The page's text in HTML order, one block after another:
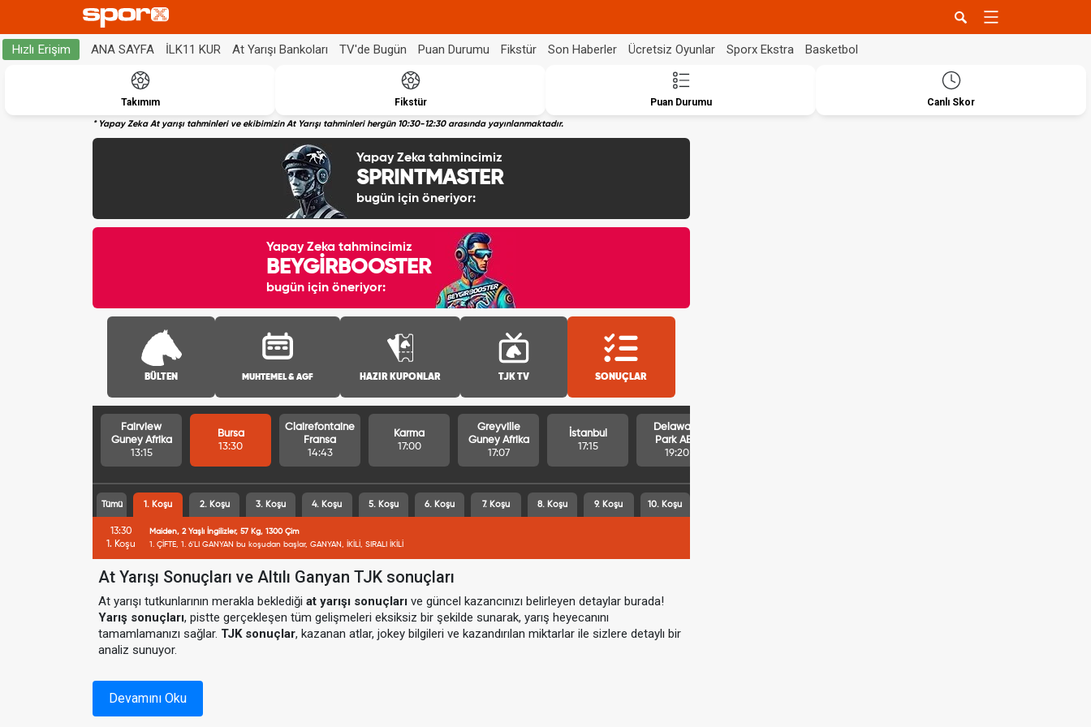
Hızlı Erişim ANA SAYFA İLK11 KUR At Yarışı Bankoları TV'de Bugün Puan Durumu Fikstür Son Haberler Ücretsiz Oyunlar Sporx Ekstra Basketbol
Takımım Fikstür Puan Durumu Canlı Skor
* Yapay Zeka At yarışı tahminleri ve ekibimizin At Yarışı tahminleri hergün 10:30-12:30 arasında yayınlanmaktadır.
Yapay Zeka tahmincimiz
SPRINTMASTER
bugün için öneriyor:
Yapay Zeka tahmincimiz
BEYGİRBOOSTER
bugün için öneriyor:
BÜLTEN MUHTEMEL & AGF HAZIR KUPONLAR TJK TV SONUÇLAR
Fairview
Guney Afrika
13:15
Bursa
13:30
Clairefontaine
Fransa
14:43
Karma
17:00
Greyville
Guney Afrika
17:07
İstanbul
17:15
Delaware
Park ABD
19:20
Tümü 1. Koşu 2. Koşu 3. Koşu 4. Koşu 5. Koşu 6. Koşu 7. Koşu 8. Koşu 9. Koşu 10. Koşu
13:30
1. Koşu
Maiden, 2 Yaşlı İngilizler, 57 Kg, 1300 Çim
1. ÇİFTE, 1. 6'LI GANYAN bu koşudan başlar, GANYAN, İKİLİ, SIRALI İKİLİ
At Yarışı Sonuçları ve Altılı Ganyan TJK sonuçları
At yarışı tutkunlarının merakla beklediğiat yarışı sonuçları ve güncel kazancınızı belirleyen detaylar burada!
Yarış sonuçları, pistte gerçekleşen tüm gelişmeleri eksiksiz bir şekilde sunarak, yarış heyecanını
tamamlamanızı sağlar. TJK sonuçlar, kazanan atlar, jokey bilgileri ve kazandırılan miktarlar ile sizlere detaylı bir
analiz sunuyor.
Altılı Ganyan Sonuçları ve Kazançlar
Devamını Oku